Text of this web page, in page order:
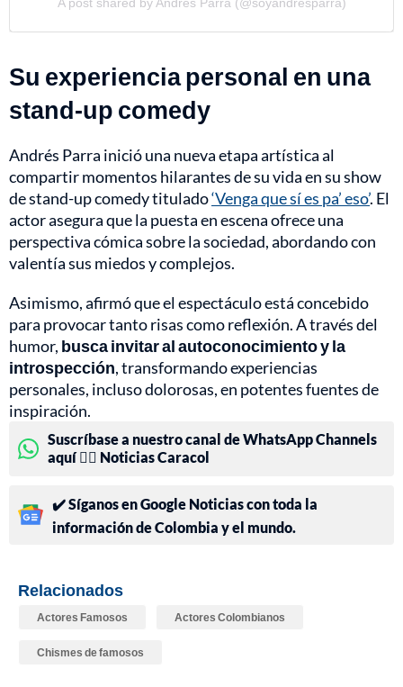
Su experiencia personal en una
stand-up comedy
Andrés Parra inició una nueva etapa artística al
compartir momentos hilarantes de su vida en su show
de stand-up comedy titulado‘Venga que sí es pa’ eso’. El
actor asegura que la puesta en escena ofrece una
perspectiva cómica sobre la sociedad, abordando con
valentía sus miedos y complejos.
Asimismo, afirmó que el espectáculo está concebido
para provocar tanto risas como reflexión. A través del
humor, busca invitar al autoconocimiento y la
introspección, transformando experiencias
personales, incluso dolorosas, en potentes fuentes de
inspiración.
Suscríbase a nuestro canal de WhatsApp Channels
aquí 👉🏻 Noticias Caracol
✔️ Síganos en Google Noticias con toda la
información de Colombia y el mundo.
Relacionados
Actores Famosos Actores Colombianos
Chismes de famosos